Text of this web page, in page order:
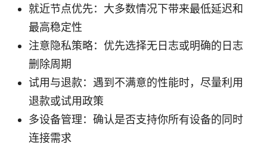
就近节点优先：大多数情况下带来最低延迟和
最高稳定性
注意隐私策略：优先选择无日志或明确的日志
删除周期
试用与退款：遇到不满意的性能时，尽量利用
退款或试用政策
多设备管理：确认是否支持你所有设备的同时
连接需求